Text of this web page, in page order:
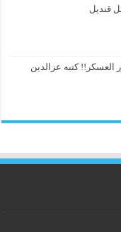
قنديل
العسكر!! كتبه عزالدين